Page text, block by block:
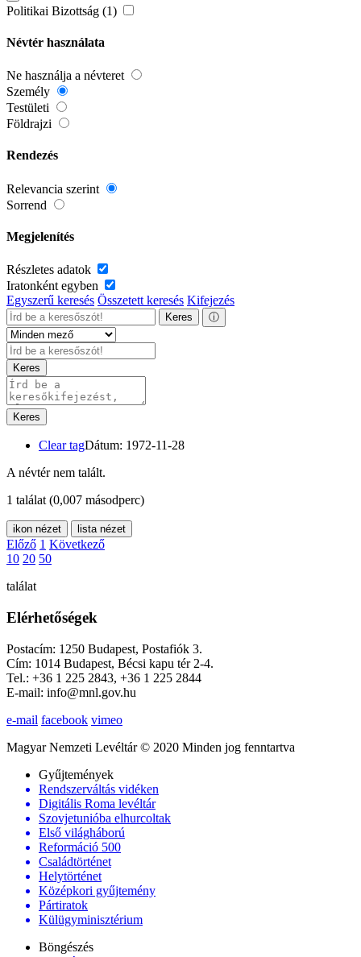
Politikai Bizottság (1)
Névtér használata
Ne használja a névteret
Személy
Testületi
Földrajzi
Rendezés
Relevancia szerint
Sorrend
Megjelenítés
Részletes adatok
Iratonként egyben
Egyszerű keresés Összetett keresés Kifejezés
Keres ⓘ
Keres
Keres
Clear tagDátum: 1972-11-28
A névtér nem talált.
1 találat (0,007 másodperc)
ikon nézet lista nézet
Előző 1 Következő
10 20 50
találat
Elérhetőségek
Postacím: 1250 Budapest, Postafiók 3.
Cím: 1014 Budapest, Bécsi kapu tér 2-4.
Tel.: +36 1 225 2843, +36 1 225 2844
E-mail: info@mnl.gov.hu
e-mail facebook vimeo
Magyar Nemzeti Levéltár © 2020 Minden jog fenntartva
Gyűjtemények
Rendszerváltás vidéken
Digitális Roma levéltár
Szovjetunióba elhurcoltak
Első világháború
Reformáció 500
Családtörténet
Helytörténet
Középkori gyűjtemény
Pártiratok
Külügyminisztérium
Böngészés